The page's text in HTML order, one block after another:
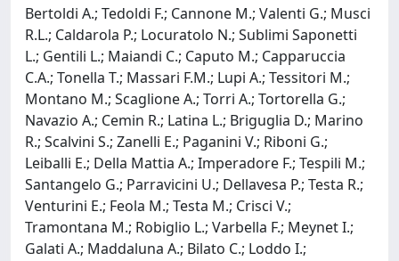
Bertoldi A.; Tedoldi F.; Cannone M.; Valenti G.; Musci
R.L.; Caldarola P.; Locuratolo N.; Sublimi Saponetti
L.; Gentili L.; Maiandi C.; Caputo M.; Capparuccia
C.A.; Tonella T.; Massari F.M.; Lupi A.; Tessitori M.;
Montano M.; Scaglione A.; Torri A.; Tortorella G.;
Navazio A.; Cemin R.; Latina L.; Briguglia D.; Marino
R.; Scalvini S.; Zanelli E.; Paganini V.; Riboni G.;
Leiballi E.; Della Mattia A.; Imperadore F.; Tespili M.;
Santangelo G.; Parravicini U.; Dellavesa P.; Testa R.;
Venturini E.; Feola M.; Testa M.; Crisci V.;
Tramontana M.; Robiglio L.; Varbella F.; Meynet I.;
Galati A.; Maddaluna A.; Bilato C.; Loddo I.;